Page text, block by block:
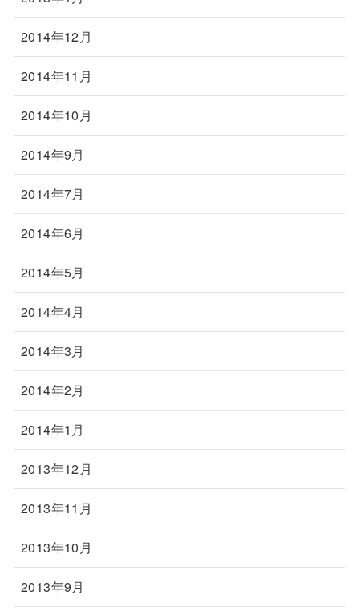
2014年12月
2014年11月
2014年10月
2014年9月
2014年7月
2014年6月
2014年5月
2014年4月
2014年3月
2014年2月
2014年1月
2013年12月
2013年11月
2013年10月
2013年9月